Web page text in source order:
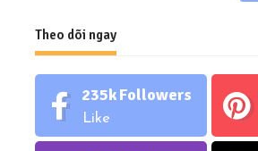
Theo dõi ngay
235kFollowers
Like